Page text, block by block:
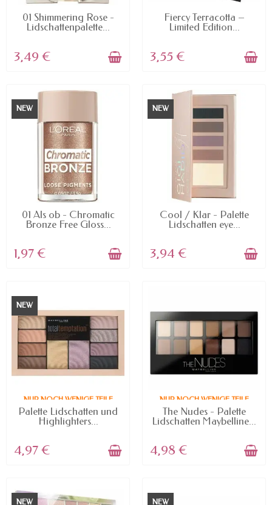
AVAILABLE
01 Shimmering Rose -
Lidschattenpalette...
3,49 €
AVAILABLE
Fiercy Terracotta –
Limited Edition...
3,55 €
NEW
AVAILABLE
01 Als ob - Chromatic
Bronze Free Gloss...
1,97 €
NEW
AVAILABLE
Cool / Klar - Palette
Lidschatten eye...
3,94 €
NEW
NUR NOCH WENIGE TEILE
VERFÜGBAR
Palette Lidschatten und
Highlighters...
4,97 €
NUR NOCH WENIGE TEILE
VERFÜGBAR
The Nudes - Palette
Lidschatten Maybelline...
4,98 €
NEW NEW